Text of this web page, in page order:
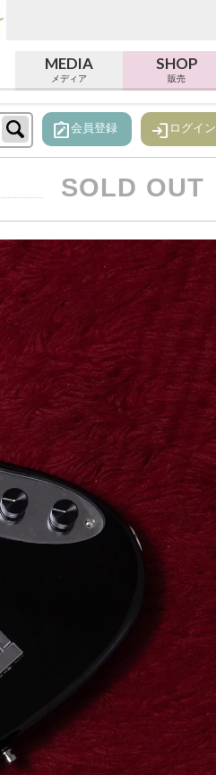
MEDIA
メディア
SHOP
販売
note_alt会員登録 login ログイン
SOLD OUT